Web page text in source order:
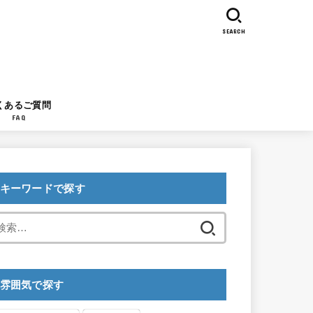
あるご質問
FAQ
SEARCH
キーワードで探す
索:
雰囲気で探す